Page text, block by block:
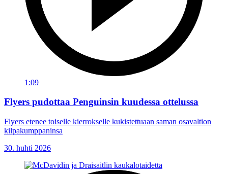
1:09
Flyers pudottaa Penguinsin kuudessa ottelussa
Flyers etenee toiselle kierrokselle kukistettuaan saman osavaltion
kilpakumppaninsa
30. huhti 2026